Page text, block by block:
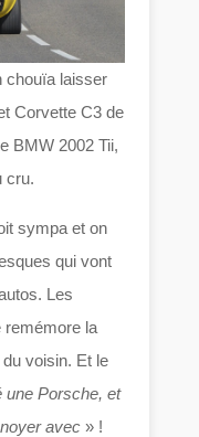
chouïa laisser
Corvette C3 de
BMW 2002 Tii,
cru.
sympa et on
qui vont
Les
remémore la
voisin. Et le
une Porsche, et
avec » !